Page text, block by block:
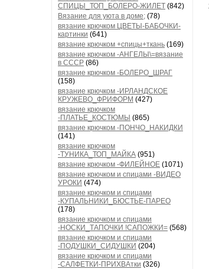
СПИЦЫ_ТОП_БОЛЕРО-ЖИЛЕТ (842)
Вязание для уюта в доме; (78)
вязание крючком ЦВЕТЫ-БАБОЧКИ-
картинки (641)
вязание крючком +спицы+ткань (169)
вязание крючком -АНГЕЛЫ\=вязание
в СССР (86)
вязание крючком -БОЛЕРО_ШРАГ
(158)
вязание крючком -ИРЛАНДСКОЕ
КРУЖЕВО_ФРИФОРМ (427)
вязание крючком
-ПЛАТЬЕ_КОСТЮМЫ (865)
вязание крючком -ПОНЧО_НАКИДКИ
(141)
вязание крючком
-ТУНИКА_ТОП_МАЙКА (951)
вязание крючком -ФИЛЕЙНОЕ (1071)
вязание крючком и спицами -ВИДЕО
УРОКИ (474)
вязание крючком и спицами
-КУПАЛЬНИКИ_БЮСТЬЕ-ПАРЕО
(178)
вязание крючком и спицами
-НОСКИ_ТАПОЧКИ !САПОЖКИ= (568)
вязание крючком и спицами
-ПОДУШКИ_СИДУШКИ (204)
вязание крючком и спицами
-САЛФЕТКИ-ПРИХВАтки (326)